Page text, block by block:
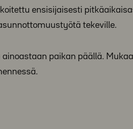
ensisijaisesti
tekeville.
ainoastaan paikan päällä.